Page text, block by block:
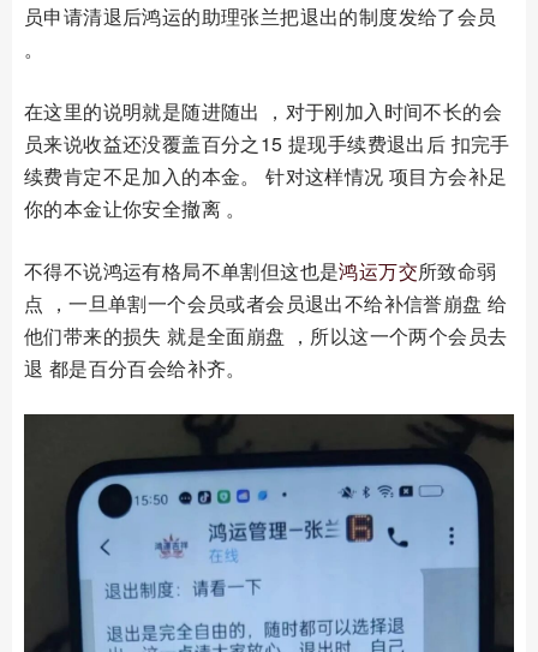
员申请清退后鸿运的助理张兰把退出的制度发给了会员
。
在这里的说明就是随进随出 ，对于刚加入时间不长的会
员来说收益还没覆盖百分之15 提现手续费退出后 扣完手
续费肯定不足加入的本金。 针对这样情况 项目方会补足
你的本金让你安全撤离 。
不得不说鸿运有格局不单割但这也是鸿运万交所致命弱
点 ，一旦单割一个会员或者会员退出不给补信誉崩盘 给
他们带来的损失 就是全面崩盘 ，所以这一个两个会员去
退 都是百分百会给补齐。